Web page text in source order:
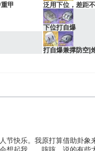
甲 泛用下位，差距
下位打自爆
打自爆兼撑防空|
节快乐。我原打算借助卦象